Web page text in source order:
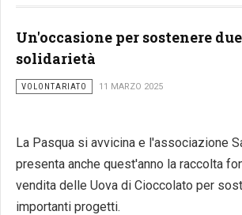
Un'occasione per sostenere
solidarietà
VOLONTARIATO 11 MARZO 2025
La Pasqua si avvicina e l'associazione
presenta anche quest'anno la raccolta
vendita delle Uova di Cioccolato per
importanti progetti.